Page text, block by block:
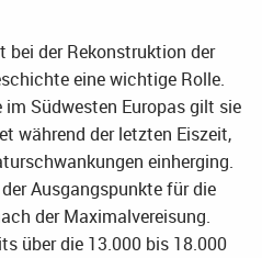
bei der Rekonstruktion der
eine wichtige Rolle.
Südwesten Europas gilt sie
während der letzten Eiszeit,
einherging.
Ausgangspunkte für die
der Maximalvereisung.
über die 13.000 bis 18.000